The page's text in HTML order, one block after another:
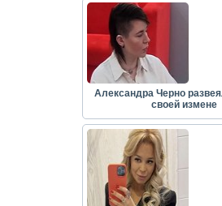
Александра Черно
своей измене